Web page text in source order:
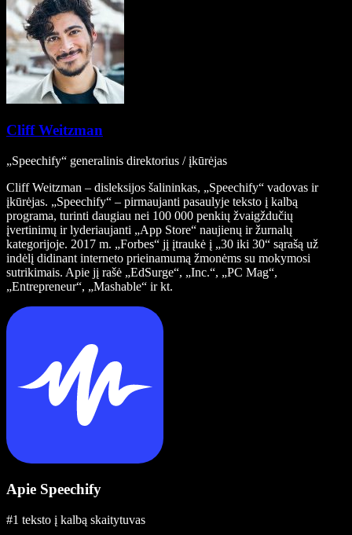
Cliff Weitzman
„Speechify“ generalinis direktorius / įkūrėjas
Cliff Weitzman – disleksijos šalininkas, „Speechify“ vadovas ir
įkūrėjas. „Speechify“ – pirmaujanti pasaulyje teksto į kalbą
programa, turinti daugiau nei 100 000 penkių žvaigždučių
įvertinimų ir lyderiaujanti „App Store“ naujienų ir žurnalų
kategorijoje. 2017 m. „Forbes“ jį įtraukė į „30 iki 30“ sąrašą už
indėlį didinant interneto prieinamumą žmonėms su mokymosi
sutrikimais. Apie jį rašė „EdSurge“, „Inc.“, „PC Mag“,
„Entrepreneur“, „Mashable“ ir kt.
Apie Speechify
#1 teksto į kalbą skaitytuvas